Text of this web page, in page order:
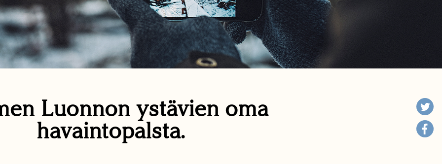
Luonnon ystävien oma
havaintopalsta.